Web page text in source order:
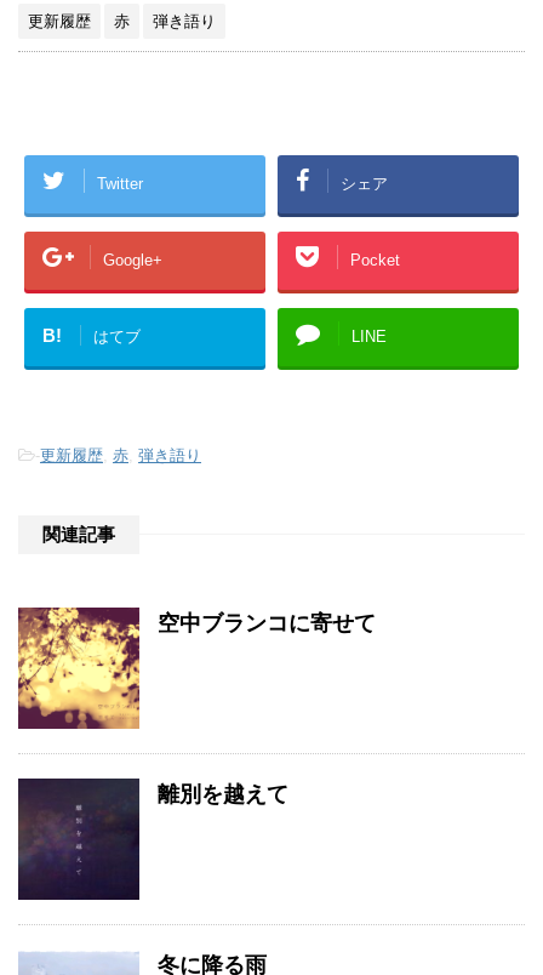
更新履歴 赤 弾き語り
Twitter シェア
Google+ Pocket
B! はてブ LINE
-更新履歴 赤 弾き語り
関連記事
空中ブランコに寄せて
離別を越えて
冬に降る雨